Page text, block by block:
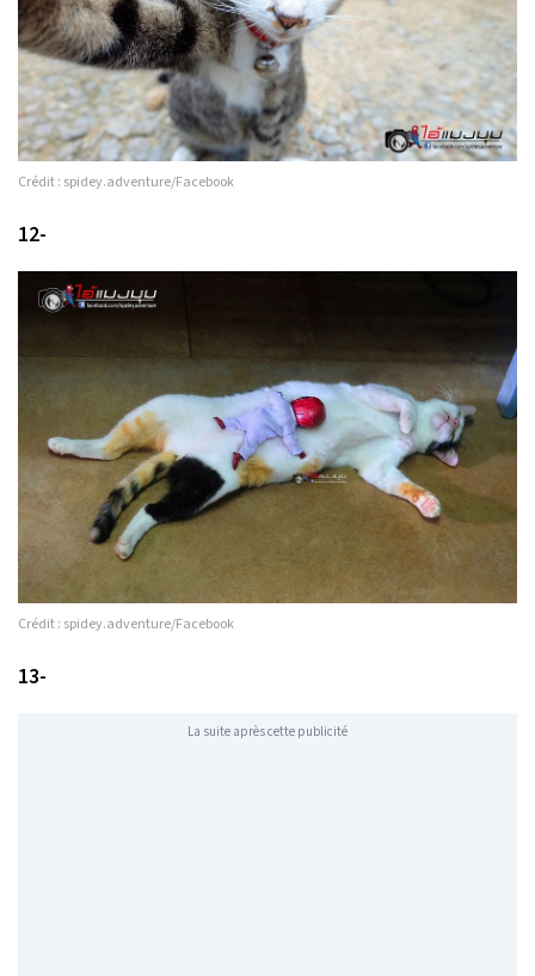
Crédit : spidey.adventure/Facebook
12-
Crédit : spidey.adventure/Facebook
13-
La suite après cette publicité